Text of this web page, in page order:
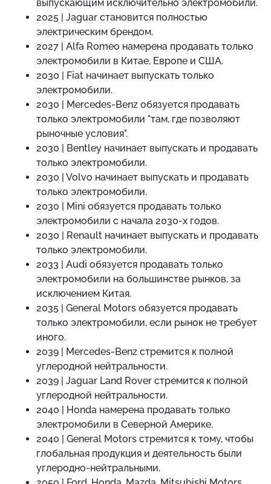
выпускающим исключительно электромобили.
2025 | Jaguar становится полностью
электрическим брендом.
2027 | Alfa Romeo намерена продавать только
электромобили в Китае, Европе и США.
2030 | Fiat начинает выпускать только
электромобили.
2030 | Mercedes-Benz обязуется продавать
только электромобили "там, где позволяют
рыночные условия".
2030 | Bentley начинает выпускать и продавать
только электромобили.
2030 | Volvo начинает выпускать и продавать
только электромобили.
2030 | Mini обязуется продавать только
электромобили с начала 2030-х годов.
2030 | Renault начинает выпускать и продавать
только электромобили.
2033 | Audi обязуется продавать только
электромобили на большинстве рынков, за
исключением Китая.
2035 | General Motors обязуется продавать
только электромобили, если рынок не требует
иного.
2039 | Mercedes-Benz стремится к полной
углеродной нейтральности.
2039 | Jaguar Land Rover стремится к полной
углеродной нейтральности.
2040 | Honda намерена продавать только
электромобили в Северной Америке.
2040 | General Motors стремится к тому, чтобы
глобальная продукция и деятельность были
углеродно-нейтральными.